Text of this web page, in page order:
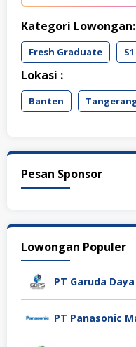
Kategori Lowongan:
Fresh Graduate S1
Lokasi :
Banten
Pesan Sponsor
Lowongan Populer
PT Garuda
PT Panasonic